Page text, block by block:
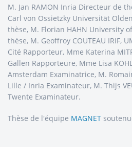
M. Jan RAMON Inria Directeur de
Carl von Ossietzky Universität
thèse, M. Florian HAHN University
thèse, M. Geoffroy COUTEAU IRIF,
Cité Rapporteur, Mme Katerina
Gallen Rapporteure, Mme Lisa
Amsterdam Examinatrice, M.
Lille / Inria Examinateur, M. Thijs
Twente Examinateur.
Thèse de l'équipe MAGNET